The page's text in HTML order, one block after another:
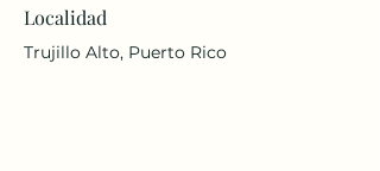
Localidad
Trujillo Alto, Puerto Rico